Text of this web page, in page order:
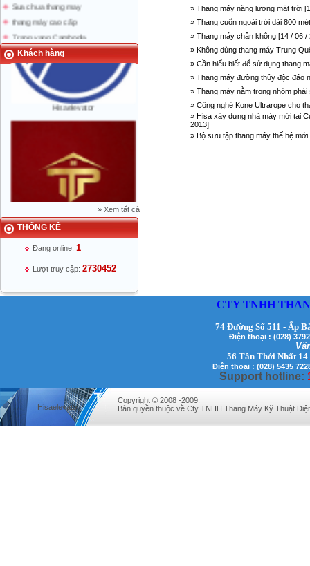
trang vang Lao
bao nguoi lao dong
Khách hàng
Hisaelevator
Mr Phạm Đức Thuận - Giám Đốc - 0904
788 622
» Xem tất cả
THỐNG KÊ
Đang online: 1
Lượt truy cập: 2730452
» Thang máy năng lượng mặt trời
» Thang cuốn ngoài trời dài 800
» Thang máy chân không [14 / 06 /
» Không dùng thang máy Trung
» Cần hiểu biết để sử dụng thang
» Thang máy đường thủy độc đáo
» Thang máy nằm trong nhóm
» Công nghệ Kone Ultrarope cho
» Hisa xây dựng nhà máy mới tại
2013]
» Bộ sưu tập thang máy thế hệ mới
CTY TNHH
74 Đường Số 511 - Ấp
Điện thoại : (028)
56 Tân Thới Nhất
Điện thoại : (028) 5435
Support hotline:
Hisaelevator
Copyright © 2008 -2009.
Bản quyền thuộc về Cty TNHH Thang Máy Kỹ Thuật